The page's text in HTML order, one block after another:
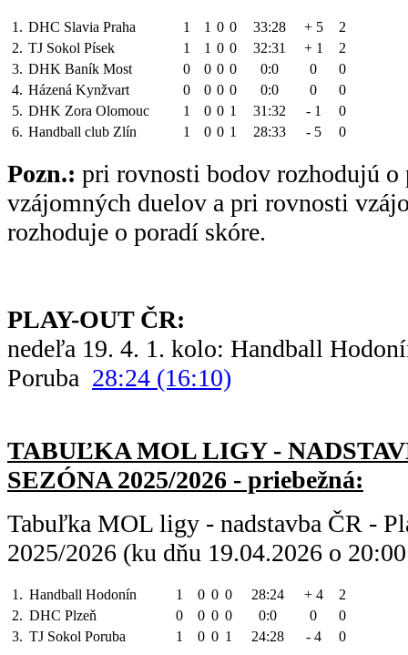
1. DHC Slavia Praha 1 1 0 0 33:28 + 5
2
2. TJ Sokol Písek 1 1 0 0 32:31 + 1
2
3. DHK Baník Most 0 0 0 0 0:0 0
0
4. Házená Kynžvart 0 0 0 0 0:0 0
0
5. DHK Zora Olomouc 1 0 0 1 31:32 - 1
0
6. Handball club Zlín 1 0 0 1 28:33 - 5 0
Pozn.: pri rovnosti bodov rozhodujú o
vzájomných duelov a pri rovnosti
rozhoduje o poradí skóre.
PLAY-OUT ČR:
nedeľa 19. 4. 1. kolo: Handball
Poruba 28:24 (16:10)
TABUĽKA MOL LIGY -
SEZÓNA 2025/2026 - priebežná:
Tabuľka MOL ligy - nadstavba ČR -
2025/2026 (ku dňu 19.04.2026 o
1. Handball Hodonín 1 0 0 0 28:24 + 4
2
2. DHC Plzeň 0 0 0 0 0:0 0
0
3. TJ Sokol Poruba 1 0 0 1 24:28 - 4 0